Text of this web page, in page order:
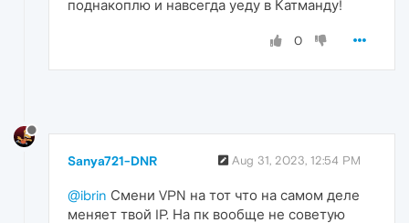
поднакоплю и навсегда уеду в Катманду!
0
Sanya721-DNR Aug 31, 2023, 12:54 PM
@ibrin Смени VPN на тот что на самом деле
меняет твой IP. На пк вообще не советую